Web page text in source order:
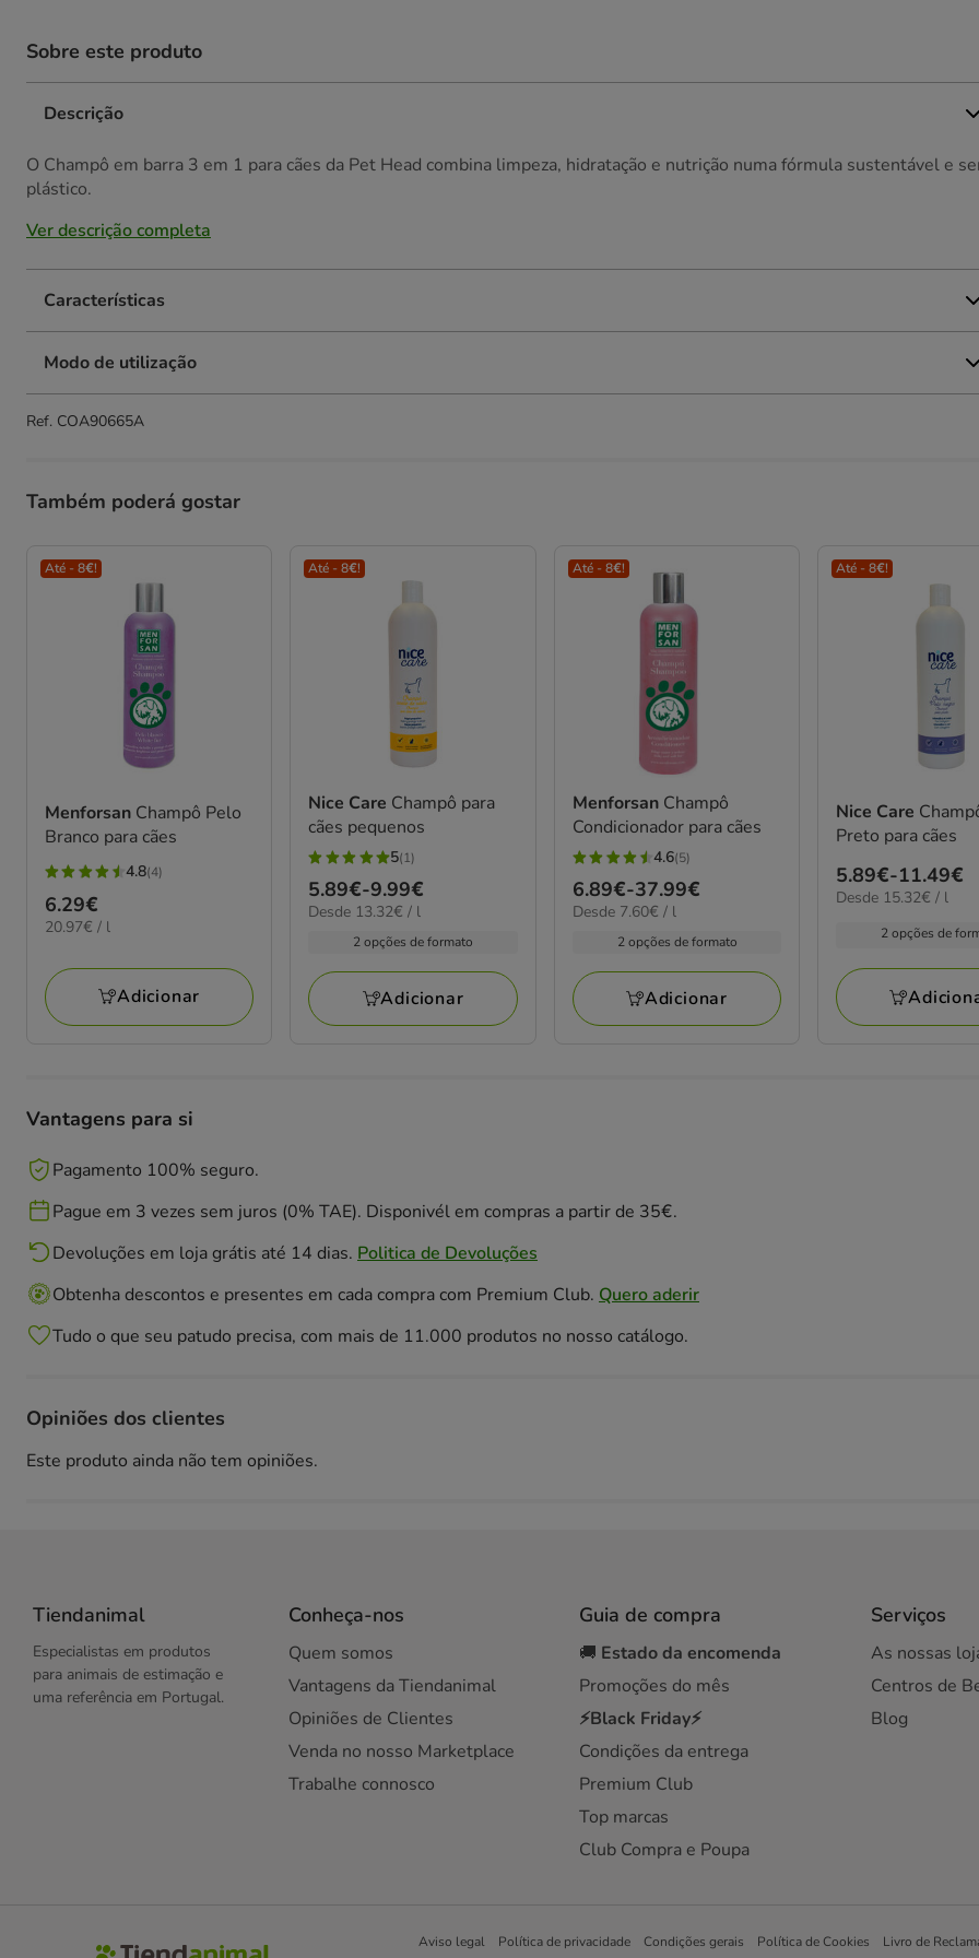
Sobre este produto
Descrição
O Champô em barra 3 em 1 para cães da Pet Head combina limpeza, hidratação e nutrição numa fórmula sustentável e
plástico.
Ver descrição completa
Características
Modo de utilização
Ref. COA90665A
Também poderá gostar
Até - 8€!
Menforsan Champô Pelo
Branco para cães
4.8
estrelas
com
avaliações
4.8(4)
Preço
6.29€
6.29€
20.97€
20.97€ / l
Adicionar
Até - 8€!
Nice Care Champô para
cães pequenos
5
estrelas
com
avaliações
5(1)
Preço
de
5.89€
9.99€
5.89€-9.99€
13.32€
Desde 13.32€ / l
2 opções de formato
Adicionar
Até - 8€!
Menforsan Champô
Condicionador para cães
4.6
estrelas
com
avaliações
4.6(5)
Preço
de
6.89€
37.99€
6.89€-37.99€
7.60€
Desde 7.60€ / l
2 opções de formato
Adicionar
Até - 8€!
Nice Care
Preto para cães
Preço
de
5.89€
11.49€
5.89€-11.49€
15.32€
Desde 15.32€ / l
2 opções de
Vantagens para si
Pagamento 100% seguro.
Pague em 3 vezes sem juros (0% TAE). Disponivél em compras a partir de 35€.
Devoluções em loja grátis até 14 dias. Politica de Devoluções
Obtenha descontos e presentes em cada compra com Premium Club. Quero aderir
Tudo o que seu patudo precisa, com mais de 11.000 produtos no nosso catálogo.
Opiniões dos clientes
Este produto ainda não tem opiniões.
Tiendanimal
Especialistas em produtos
para animais de estimação e
uma referência em Portugal.
Conheça-nos
Quem somos
Vantagens da Tiendanimal
Opiniões de Clientes
Venda no nosso Marketplace
Trabalhe connosco
Guia de compra
🚚 Estado da encomenda
Promoções do mês
⚡Black Friday⚡
Condições da entrega
Premium Club
Top marcas
Club Compra e Poupa
Serviços
As nossas
Centros de
Blog
Aviso legal Política de privacidade Condições gerais Política de Cookies Livro de